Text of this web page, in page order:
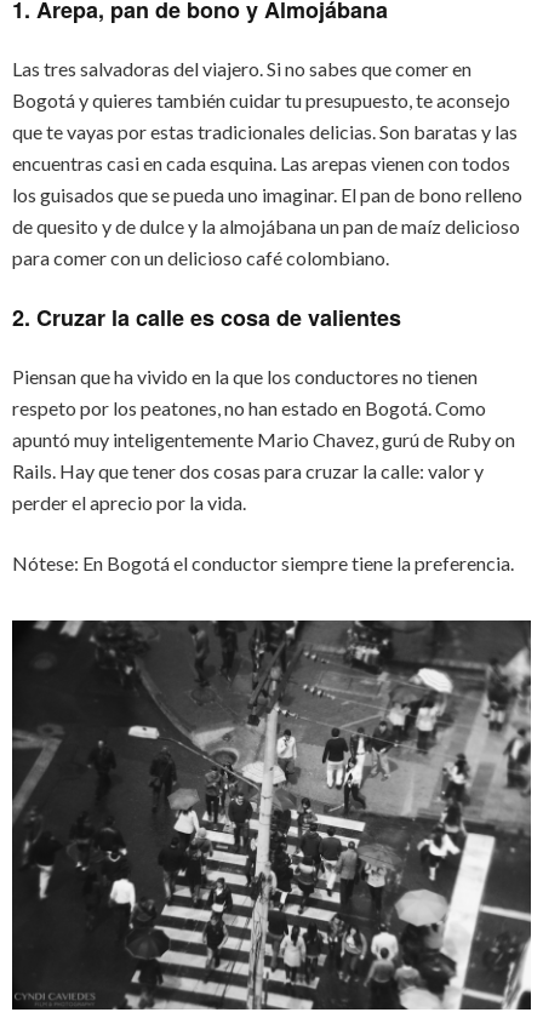
1. Arepa, pan de bono y Almojábana
Las tres salvadoras del viajero. Si no sabes que comer en
Bogotá y quieres también cuidar tu presupuesto, te aconsejo
que te vayas por estas tradicionales delicias. Son baratas y las
encuentras casi en cada esquina. Las arepas vienen con todos
los guisados que se pueda uno imaginar. El pan de bono relleno
de quesito y de dulce y la almojábana un pan de maíz delicioso
para comer con un delicioso café colombiano.
2. Cruzar la calle es cosa de valientes
Piensan que ha vivido en la que los conductores no tienen
respeto por los peatones, no han estado en Bogotá. Como
apuntó muy inteligentemente Mario Chavez, gurú de Ruby on
Rails. Hay que tener dos cosas para cruzar la calle: valor y
perder el aprecio por la vida.
Nótese: En Bogotá el conductor siempre tiene la preferencia.